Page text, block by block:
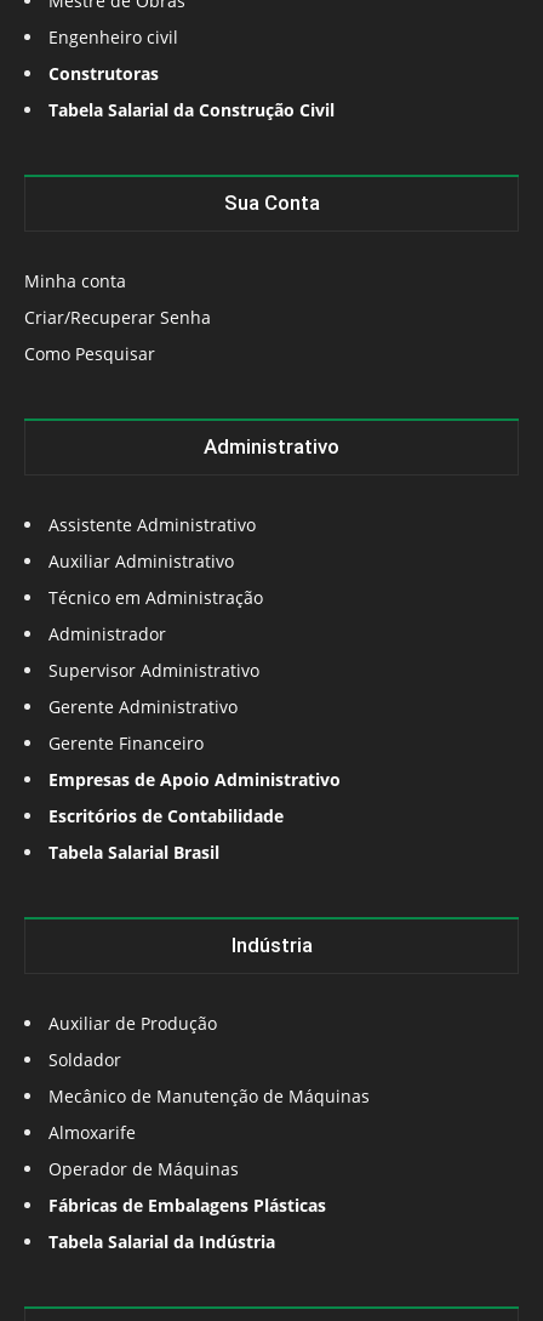
Engenheiro civil
Construtoras
Tabela Salarial da Construção Civil
Sua Conta
Minha conta
Criar/Recuperar Senha
Como Pesquisar
Administrativo
Assistente Administrativo
Auxiliar Administrativo
Técnico em Administração
Administrador
Supervisor Administrativo
Gerente Administrativo
Gerente Financeiro
Empresas de Apoio Administrativo
Escritórios de Contabilidade
Tabela Salarial Brasil
Indústria
Auxiliar de Produção
Soldador
Mecânico de Manutenção de Máquinas
Almoxarife
Operador de Máquinas
Fábricas de Embalagens Plásticas
Tabela Salarial da Indústria